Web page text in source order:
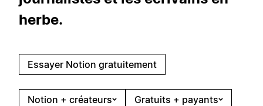
herbe.
Essayer Notion gratuitement
Notion + créateurs
Gratuits + payants